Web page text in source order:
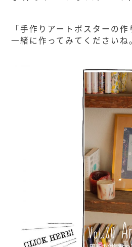
「手作りアートポスターの作
一緒に作ってみてくださいね。